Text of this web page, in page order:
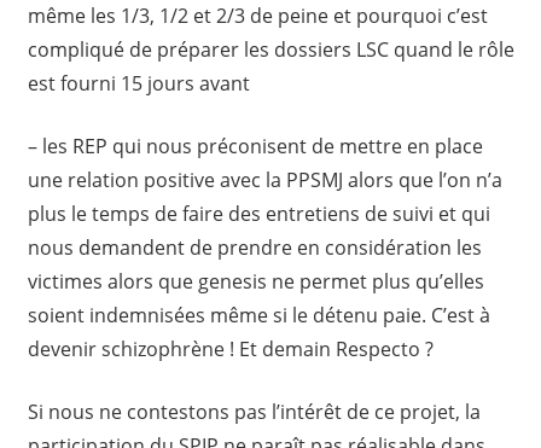
même les 1/3, 1/2 et 2/3 de peine et pourquoi c’est
compliqué de préparer les dossiers LSC quand le rôle
est fourni 15 jours avant
– les REP qui nous préconisent de mettre en place
une relation positive avec la PPSMJ alors que l’on n’a
plus le temps de faire des entretiens de suivi et qui
nous demandent de prendre en considération les
victimes alors que genesis ne permet plus qu’elles
soient indemnisées même si le détenu paie. C’est à
devenir schizophrène ! Et demain Respecto ?
Si nous ne contestons pas l’intérêt de ce projet, la